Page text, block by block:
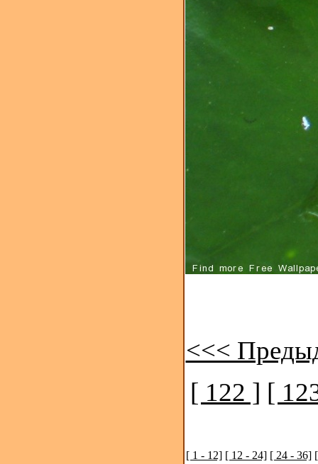
<<<
[ 122 ] [
[ 1 - 12] [ 12 - 24] [ 24 - 36]